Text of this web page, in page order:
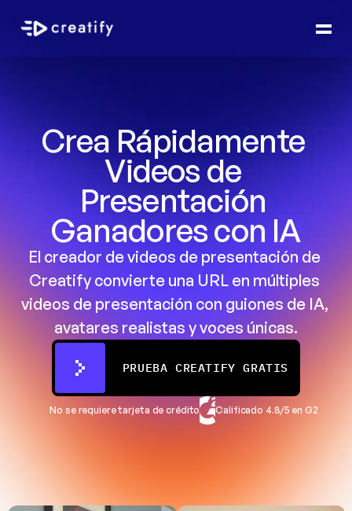
Crea Rápidamente
Videos de
Presentación
Ganadores con IA
El creador de videos de presentación de
Creatify convierte una URL en múltiples
videos de presentación con guiones de IA,
avatares realistas y voces únicas.
PRUEBA CREATIFY GRATIS
No se requiere tarjeta de crédito Calificado 4.8/5 en G2